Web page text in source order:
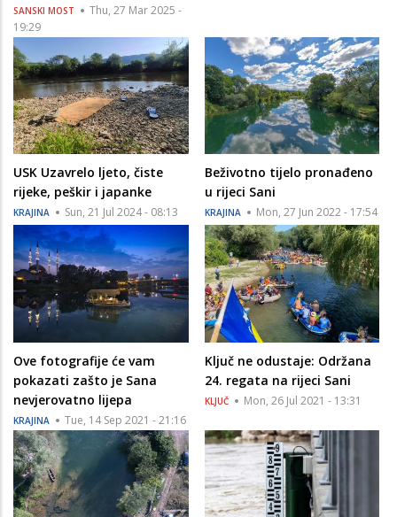
SANSKI MOST
Thu, 27 Mar 2025 -
19:29
USK Uzavrelo ljeto, čiste
rijeke, peškir i japanke
KRAJINA Sun, 21 Jul 2024 - 08:13
Beživotno tijelo pronađeno
u rijeci Sani
KRAJINA Mon, 27 Jun 2022 - 17:54
Ove fotografije će vam
pokazati zašto je Sana
nevjerovatno lijepa
KRAJINA Tue, 14 Sep 2021 - 21:16
Ključ ne odustaje: Održana
24. regata na rijeci Sani
KLJUČ Mon, 26 Jul 2021 - 13:31